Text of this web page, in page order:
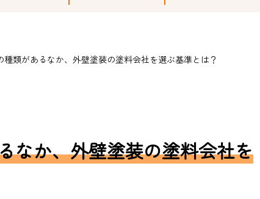
種類があるなか、外壁塗装の塗料会社を選ぶ基準とは？
なか、外壁塗装の塗料会社を